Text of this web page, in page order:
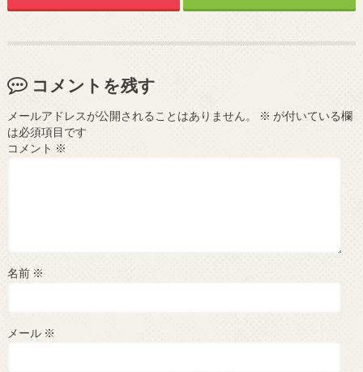
コメントを残す
メールアドレスが公開されることはありません。 ※ が付いている欄
は必須項目です
コメント ※
名前 ※
メール ※